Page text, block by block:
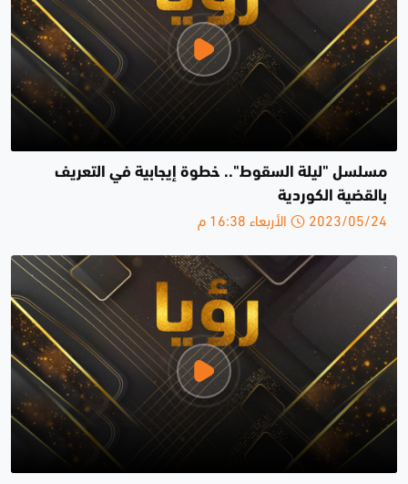
مسلسل "ليلة السقوط".. خطوة إيجابية في التعريف
بالقضية الكوردية
2023/05/24 الأربعاء 16:38 م